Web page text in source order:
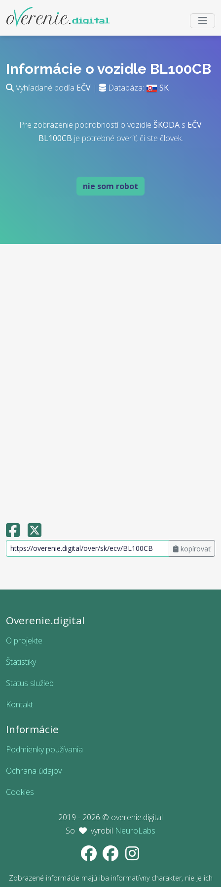
Informácie o vozidle BL100CB
Vyhľadané podľa EČV | Databáza: SK
Pre zobrazenie podrobností o vozidle ŠKODA s EČV
BL100CB je potrebné overiť, či ste človek.
nie som robot
kopírovať
Overenie.digital
O projekte
Štatistiky
Status služieb
Kontakt
Informácie
Podmienky používania
Ochrana údajov
Cookies
2019 - 2026 © overenie.digital
So
vyrobil NeuroLabs
Zobrazené informácie majú iba informatívny charakter, nie je ich